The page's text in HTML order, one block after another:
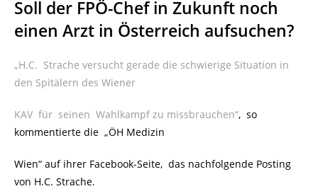
Soll der FPÖ-Chef in Zukunft noch
einen Arzt in Österreich aufsuchen?
„H.C. Strache versucht gerade die schwierige Situation in
den Spitälern des Wiener
KAV für seinen Wahlkampf zu missbrauchen“, so
kommentierte die „ÖH Medizin
Wien“ auf ihrer Facebook-Seite, das nachfolgende Posting
von H.C. Strache.